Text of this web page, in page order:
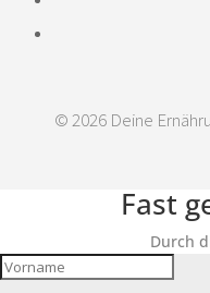
© 2026 Deine
Fast
Durch